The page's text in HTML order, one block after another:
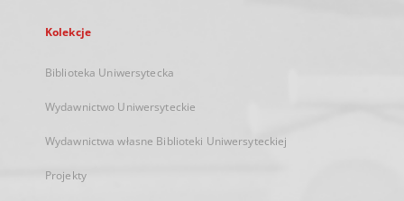
Kolekcje
Biblioteka Uniwersytecka
Wydawnictwo Uniwersyteckie
Wydawnictwa własne Biblioteki Uniwersyteckiej
Projekty